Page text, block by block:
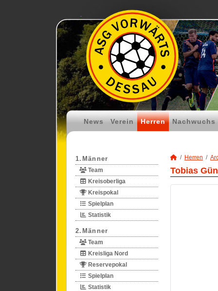
News Verein Herren Nachwuchs
1.Männer
Team
Kreisoberliga
Kreispokal
Spielplan
Statistik
2.Männer
Team
Kreisliga Nord
Reservepokal
Spielplan
Statistik
Herren
Tobias